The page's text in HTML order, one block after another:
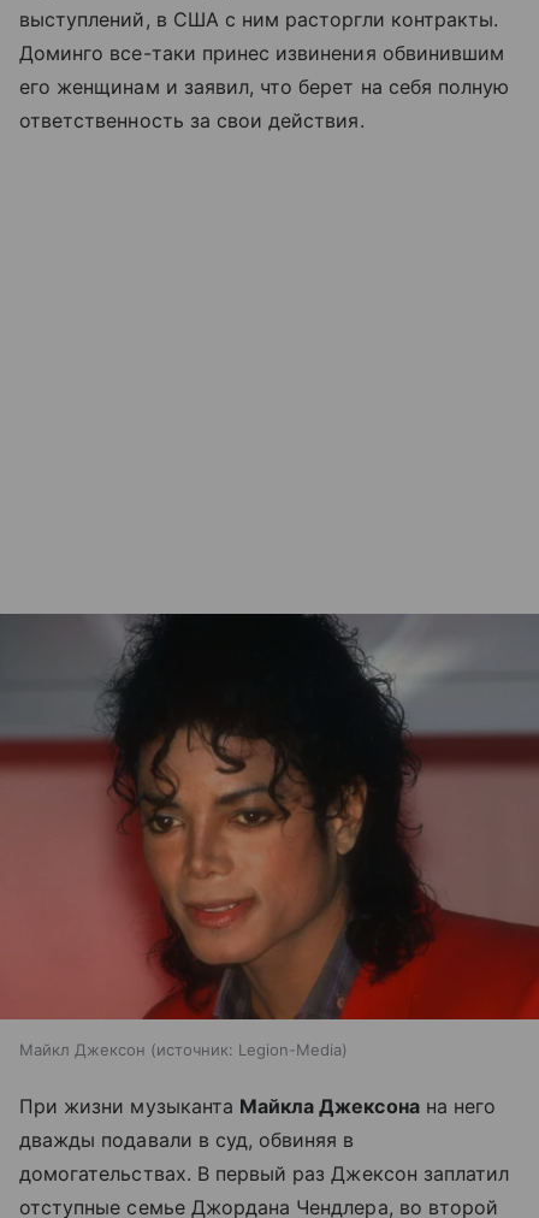
выступлений, в США с ним расторгли контракты.
Доминго все-таки принес извинения обвинившим
его женщинам и заявил, что берет на себя полную
ответственность за свои действия.
Майкл Джексон источник: Legion-Media
При жизни музыканта Майкла Джексонана него
дважды подавали в суд, обвиняя в
домогательствах. В первый раз Джексон заплатил
отступные семье Джордана Чендлера, во второй